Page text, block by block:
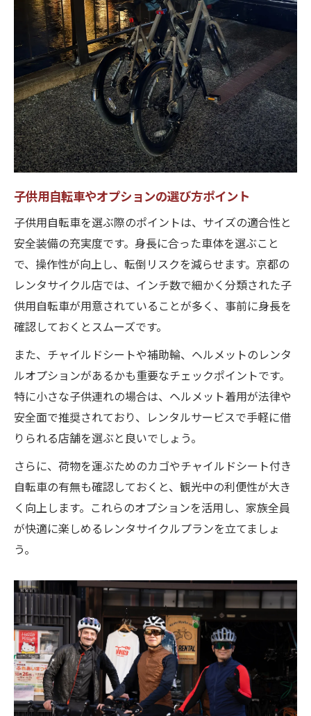
子供用自転車やオプションの選び方ポイント
子供用自転車を選ぶ際のポイントは、サイズの適合性と
安全装備の充実度です。身長に合った車体を選ぶこと
で、操作性が向上し、転倒リスクを減らせます。京都の
レンタサイクル店では、インチ数で細かく分類された子
供用自転車が用意されていることが多く、事前に身長を
確認しておくとスムーズです。
また、チャイルドシートや補助輪、ヘルメットのレンタ
ルオプションがあるかも重要なチェックポイントです。
特に小さな子供連れの場合は、ヘルメット着用が法律や
安全面で推奨されており、レンタルサービスで手軽に借
りられる店舗を選ぶと良いでしょう。
さらに、荷物を運ぶためのカゴやチャイルドシート付き
自転車の有無も確認しておくと、観光中の利便性が大き
く向上します。これらのオプションを活用し、家族全員
が快適に楽しめるレンタサイクルプランを立てましょ
う。